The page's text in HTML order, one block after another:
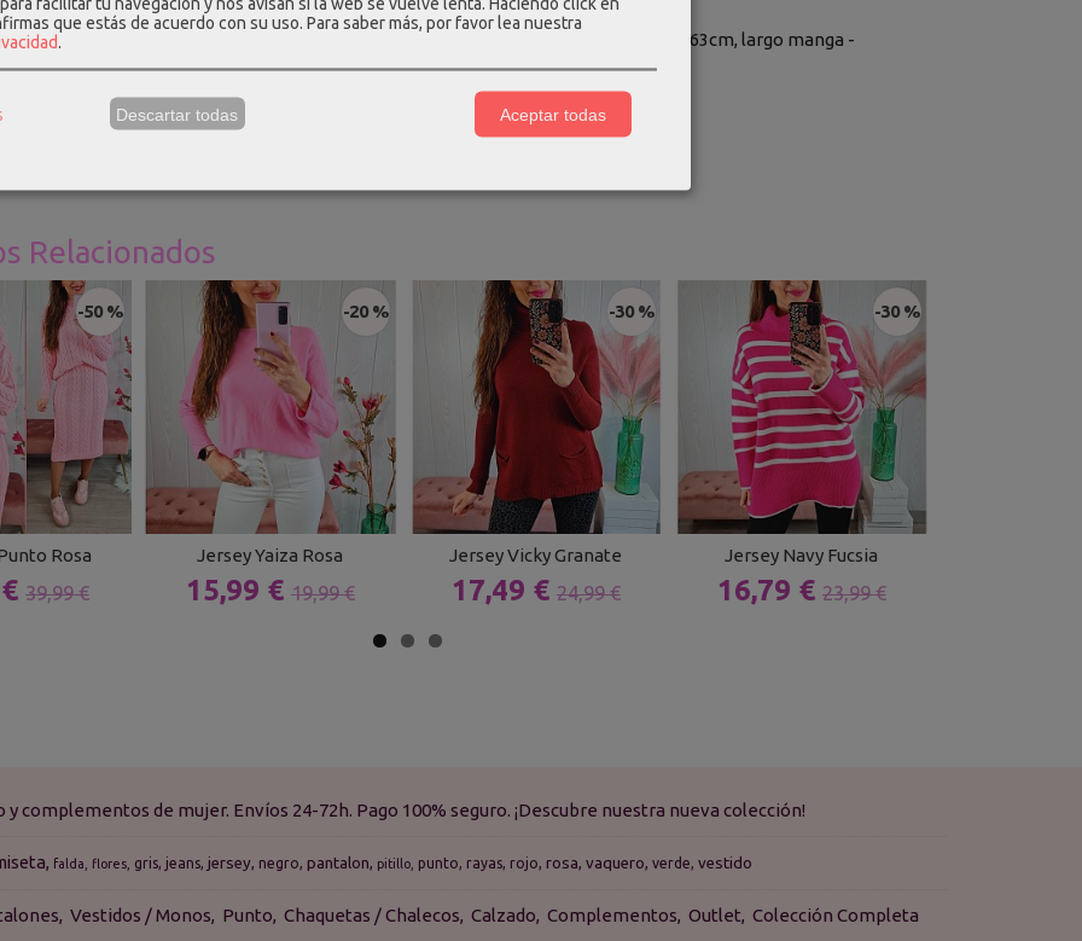
talla única
: hombros - 42cm, pecho - 98cm, cintura - 98cm, cadera - 106cm, largo - 63cm, largo manga -
talla S y mide 1.69m, para que os hagáis una idea.
Relacionados
-50 %
Rosa
39,99 €
-20 %
Jersey Yaiza Rosa
15,99 € 19,99 €
-30 %
Jersey Vicky Granate
17,49 € 24,99 €
-30 %
Jersey Navy Fucsia
16,79 € 23,99 €
complementos de mujer. Envíos 24-72h. Pago 100% seguro. ¡Descubre nuestra nueva colección!
falda flores gris jeans jersey negro pantalon pitillo punto rayas rojo rosa vaquero verde vestido
Vestidos / Monos Punto Chaquetas / Chalecos Calzado Complementos Outlet Colección Completa
que estás de acuerdo con su uso. Para saber más, por favor lea nuestra
.
Descartar todas Aceptar todas